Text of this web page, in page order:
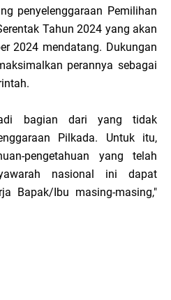
penyelenggaraan Pemilihan
Tahun 2024 yang akan
2024 mendatang. Dukungan
perannya sebagai
bagian dari yang tidak
Pilkada. Untuk itu,
pengetahuan yang telah
nasional ini dapat
Bapak/Ibu masing-masing,"